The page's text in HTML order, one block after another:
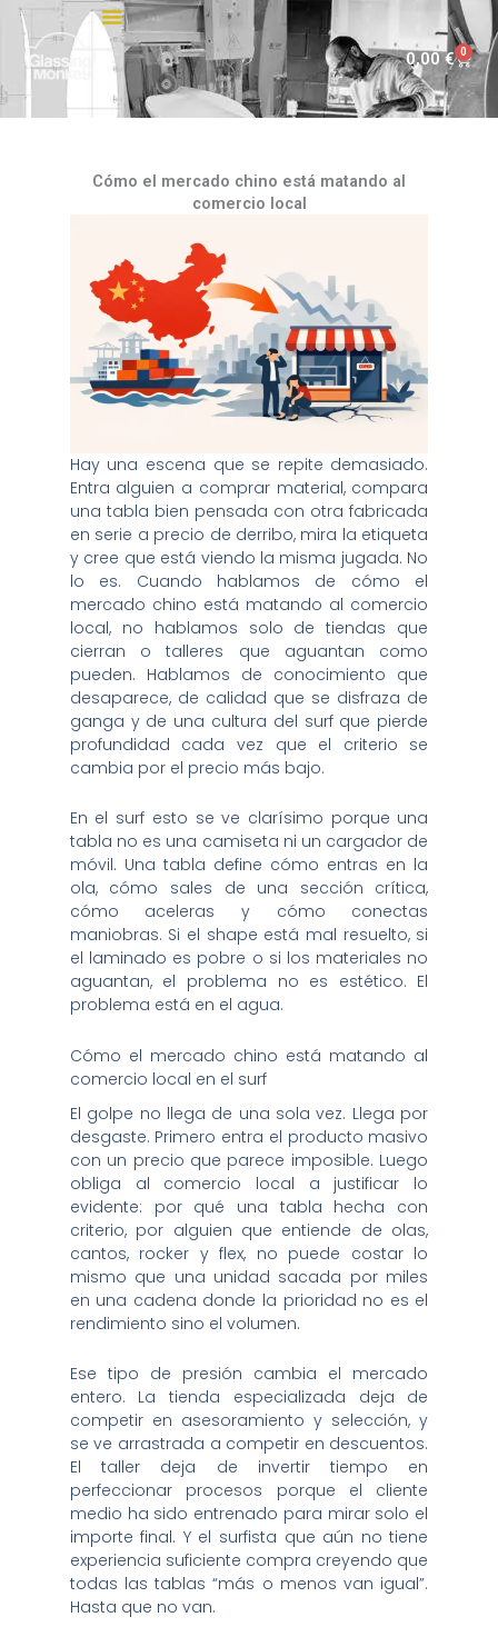
contenido
0,00€ 0
Cómo el mercado chino está matando al
comercio local
Hay una escena que se repite demasiado.
Entra alguien a comprar material, compara
una tabla bien pensada con otra fabricada
en serie a precio de derribo, mira la etiqueta
y cree que está viendo la misma jugada. No
lo es. Cuando hablamos de cómo el
mercado chino está matando al comercio
local, no hablamos solo de tiendas que
cierran o talleres que aguantan como
pueden. Hablamos de conocimiento que
desaparece, de calidad que se disfraza de
ganga y de una cultura del surf que pierde
profundidad cada vez que el criterio se
cambia por el precio más bajo.
En el surf esto se ve clarísimo porque una
tabla no es una camiseta ni un cargador de
móvil. Una tabla define cómo entras en la
ola, cómo sales de una sección crítica,
cómo aceleras y cómo conectas
maniobras. Si el shape está mal resuelto, si
el laminado es pobre o si los materiales no
aguantan, el problema no es estético. El
problema está en el agua.
Cómo el mercado chino está matando al
comercio local en el surf
El golpe no llega de una sola vez. Llega por
desgaste. Primero entra el producto masivo
con un precio que parece imposible. Luego
obliga al comercio local a justificar lo
evidente: por qué una tabla hecha con
criterio, por alguien que entiende de olas,
cantos, rocker y flex, no puede costar lo
mismo que una unidad sacada por miles
en una cadena donde la prioridad no es el
rendimiento sino el volumen.
Ese tipo de presión cambia el mercado
entero. La tienda especializada deja de
competir en asesoramiento y selección, y
se ve arrastrada a competir en descuentos.
El taller deja de invertir tiempo en
perfeccionar procesos porque el cliente
medio ha sido entrenado para mirar solo el
importe final. Y el surfista que aún no tiene
experiencia suficiente compra creyendo que
todas las tablas “más o menos van igual”.
Hasta que no van.